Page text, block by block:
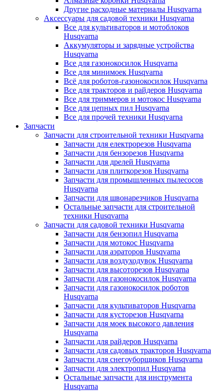
Другие расходные материалы Husqvarna
Аксессуары для садовой техники Husqvarna
Все для культиваторов и мотоблоков
Husqvarna
Аккумуляторы и зарядные устройства
Husqvarna
Все для газонокосилок Husqvarna
Все для минимоек Husqvarna
Всё для роботов-газонокосилок Husqvarna
Все для тракторов и райдеров Husqvarna
Все для триммеров и мотокос Husqvarna
Все для цепных пил Husqvarna
Все для прочей техники Husqvarna
Запчасти
Запчасти для строительной техники Husqvarna
Запчасти для електрорезов Husqvarna
Запчасти для бензорезов Husqvarna
Запчасти для дрелей Husqvarna
Запчасти для плиткорезов Husqvarna
Запчасти для промышленных пылесосов
Husqvarna
Запчасти для швонарезчиков Husqvarna
Остальные запчасти для строительной
техники Husqvarna
Запчасти для садовой техники Husqvarna
Запчасти для бензопил Husqvarna
Запчасти для мотокос Husqvarna
Запчасти для аэраторов Husqvarna
Запчасти для воздуходувок Husqvarna
Запчасти для высоторезов Husqvarna
Запчасти для газонокосилок Husqvarna
Запчасти для газонокосилок роботов
Husqvarna
Запчасти для культиваторов Husqvarna
Запчасти для кусторезов Husqvarna
Запчасти для моек высокого давления
Husqvarna
Запчасти для райдеров Husqvarna
Запчасти для садовых тракторов Husqvarna
Запчасти для снегоуборщиков Husqvarna
Запчасти для электропил Husqvarna
Остальные запчасти для инструмента
Husqvarna